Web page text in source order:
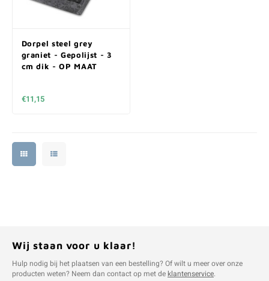
Dorpel steel grey
graniet - Gepolijst - 3
cm dik - OP MAAT
€11,15
Wij staan voor u klaar!
Hulp nodig bij het plaatsen van een bestelling? Of wilt u meer over onze
producten weten? Neem dan contact op met deklantenservice.